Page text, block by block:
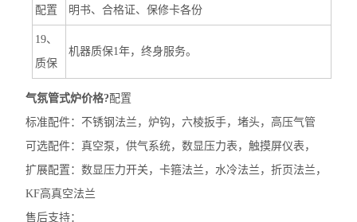
配置
明书、合格证、保修卡各份
19、
质保
机器质保1年，终身服务。
气氛管式炉价格?配置
标准配件：不锈钢法兰，炉钩，六棱扳手，堵头，高压气管
可选配件：真空泵，供气系统，数显压力表，触摸屏仪表，
扩展配置：数显压力开关，卡箍法兰，水冷法兰，折页法兰，
KF高真空法兰
售后支持：